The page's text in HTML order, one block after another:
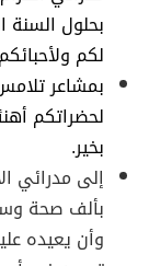
بحلول السنة
لكم
بمشاعر
لحضراتكم
بخير.
إلى مدرائي
بألف صحة
وأن يعيده